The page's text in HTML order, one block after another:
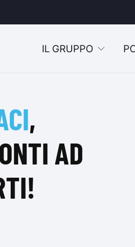
IL GRUPPO
,
AD